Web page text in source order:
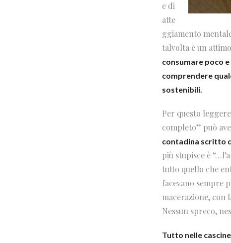
e di
atte
ggiamento
talvolta è un
consumare poco
comprendere
sostenibili.
Per questo
completo” può
contadina scritto
più stupisce è
tutto quello che
facevano sempre
macerazione, con
Nessun spreco,
Tutto nelle